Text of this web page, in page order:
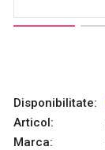
Disponibilitate:
Articol:
Marca: